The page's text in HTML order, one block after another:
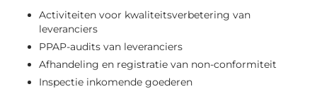
Activiteiten voor kwaliteitsverbetering van
leveranciers
PPAP-audits van leveranciers
Afhandeling en registratie van non-conformiteit
Inspectie inkomende goederen